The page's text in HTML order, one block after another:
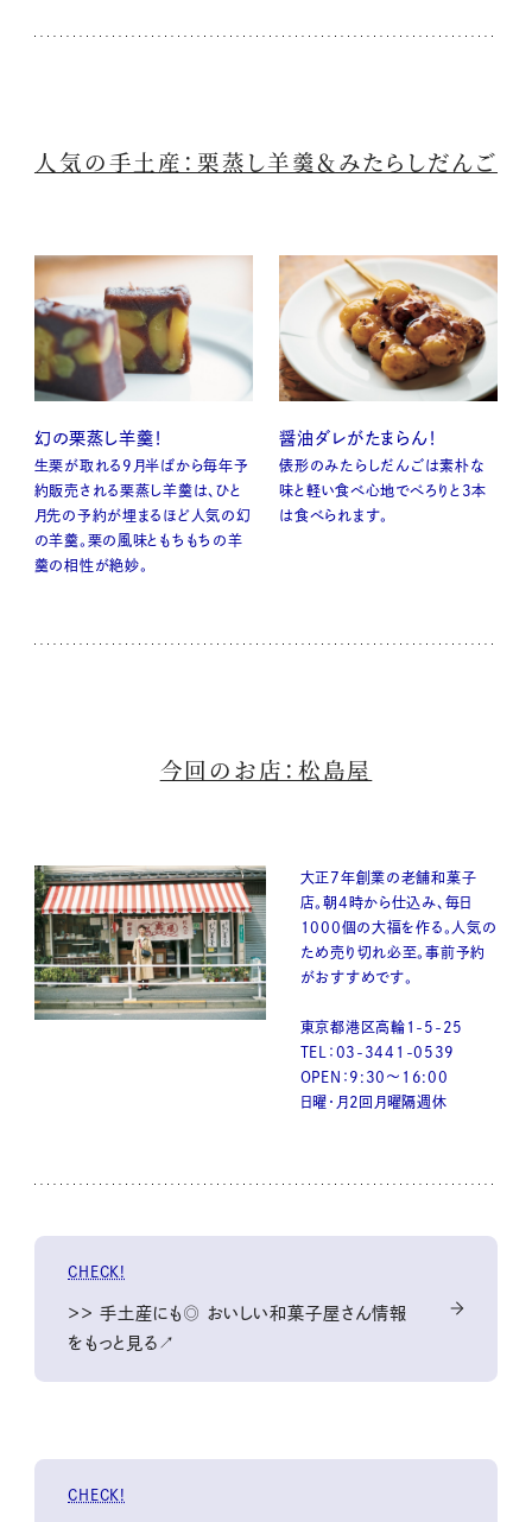
人気の手土産：栗蒸し羊羹＆みたらしだんご
幻の栗蒸し羊羹！
生栗が取れる9月半ばから毎年予
約販売される栗蒸し羊羹は、ひと
月先の予約が埋まるほど人気の幻
の羊羹。栗の風味ともちもちの羊
羹の相性が絶妙。
醤油ダレがたまらん！
俵形のみたらしだんごは素朴な
味と軽い食べ心地でぺろりと3本
は食べられます。
今回のお店：松島屋
大正7年創業の老舗和菓子
店。朝4時から仕込み、毎日
1000個の大福を作る。人気の
ため売り切れ必至。事前予約
がおすすめです。
東京都港区高輪1-5-25
TEL：03-3441-0539
OPEN：9:30〜16:00
日曜・月2回月曜隔週休
CHECK!
＞＞ 手土産にも◎ おいしい和菓子屋さん情報
をもっと見る↗
CHECK!